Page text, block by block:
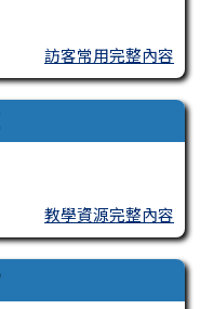
訪客常用完整內容
教學資源完整內容